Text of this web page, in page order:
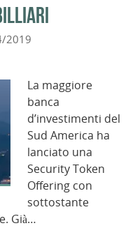
2019
La maggiore
banca
d’investimenti del
Sud America ha
lanciato una
Security Token
Offering con
sottostante
Già…